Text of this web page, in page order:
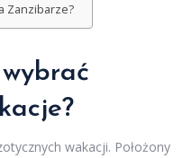
Zanzibarze?
wakacji. Położony